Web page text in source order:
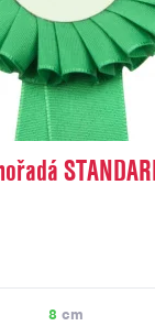
8 cm